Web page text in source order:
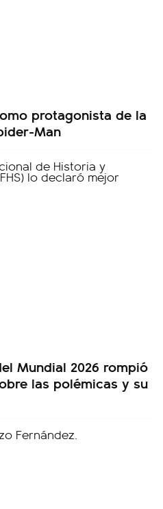
protagonista de la
Man
Mundial 2026 rompió
las polémicas y su